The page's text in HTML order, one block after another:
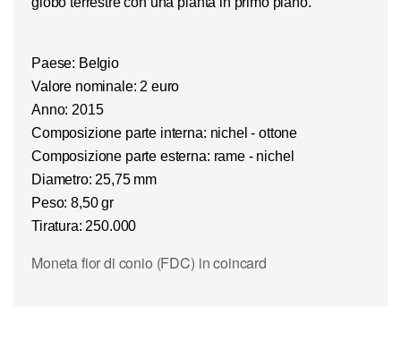
Paese: Belgio
Valore nominale: 2 euro
Anno: 2015
Composizione parte interna: nichel - ottone
Composizione parte esterna: rame - nichel
Diametro: 25,75 mm
Peso: 8,50 gr
Tiratura: 250.000
Moneta fior di conio (FDC) in coincard